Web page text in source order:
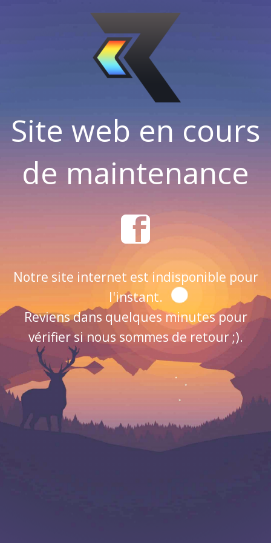
Site web en cours
de maintenance
Notre site internet est indisponible pour
l'instant.
Reviens dans quelques minutes pour
vérifier si nous sommes de retour ;).